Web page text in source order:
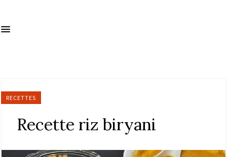
RECETTES
Recette riz biryani